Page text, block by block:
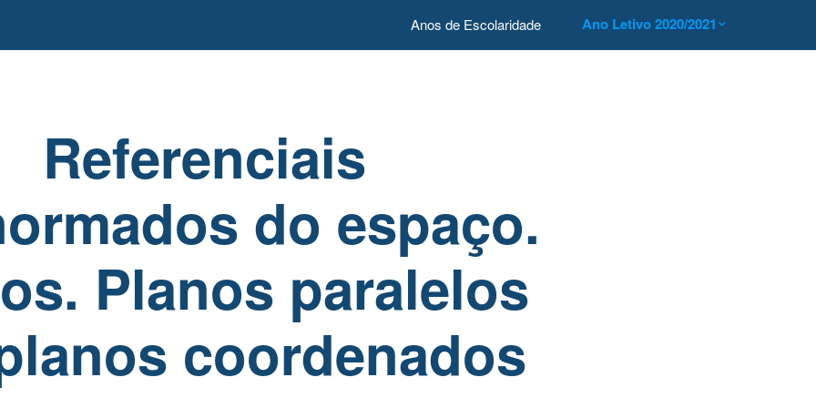
Anos de Escolaridade Ano Letivo 2020/2021
Referenciais
do espaço.
Planos paralelos
coordenados